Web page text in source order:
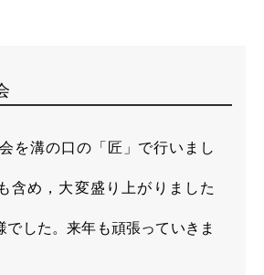
を溝の口の「匠」で行いまし
含め，大変盛り上がりました
でした。来年も頑張っていきま